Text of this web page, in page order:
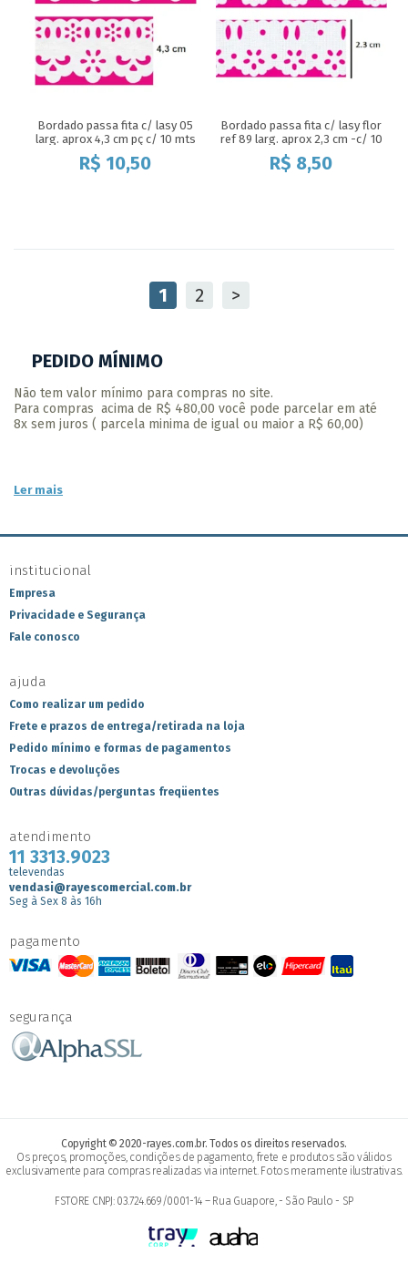
Bordado passa fita c/ lasy 05
larg. aprox 4,3 cm pç c/ 10 mts
R$ 10,50
Bordado passa fita c/ lasy flor
ref 89 larg. aprox 2,3 cm -c/ 10
R$ 8,50
1 2 >
PEDIDO MÍNIMO
Não tem valor mínimo para compras no site.
Para compras acima de R$ 480,00 você pode parcelar em até
8x sem juros ( parcela minima de igual ou maior a R$ 60,00)
Ler mais
institucional
Empresa
Privacidade e Segurança
Fale conosco
ajuda
Como realizar um pedido
Frete e prazos de entrega/retirada na loja
Pedido mínimo e formas de pagamentos
Trocas e devoluções
Outras dúvidas/perguntas freqüentes
atendimento
11 3313.9023
televendas
vendasi@rayescomercial.com.br
Seg à Sex 8 às 16h
pagamento
segurança
Copyright © 2020-rayes.com.br. Todos os direitos reservados.
Os preços, promoções, condições de pagamento, frete e produtos são válidos
exclusivamente para compras realizadas via internet. Fotos meramente ilustrativas.
FSTORE CNPJ: 03.724.669/0001-14 – Rua Guapore, - São Paulo - SP